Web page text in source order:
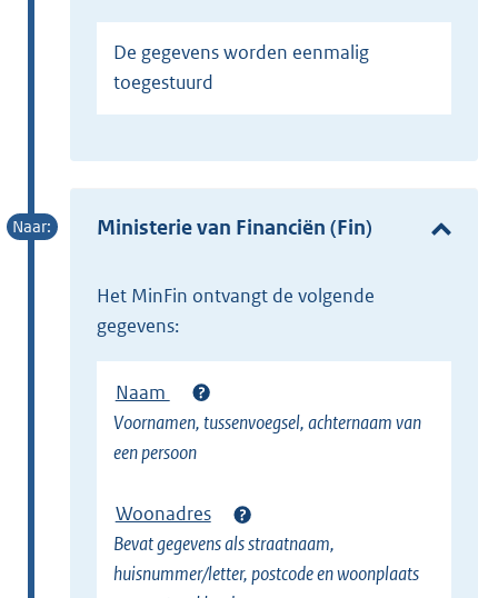
De gegevens worden eenmalig
toegestuurd
Ministerie van Financiën (Fin)
het MinFin ontvangt de volgende
gegevens:
Naam
Voornamen, tussenvoegsel, achternaam van
een persoon
Woonadres
Bevat gegevens als straatnaam,
huisnummer/letter, postcode en woonplaats